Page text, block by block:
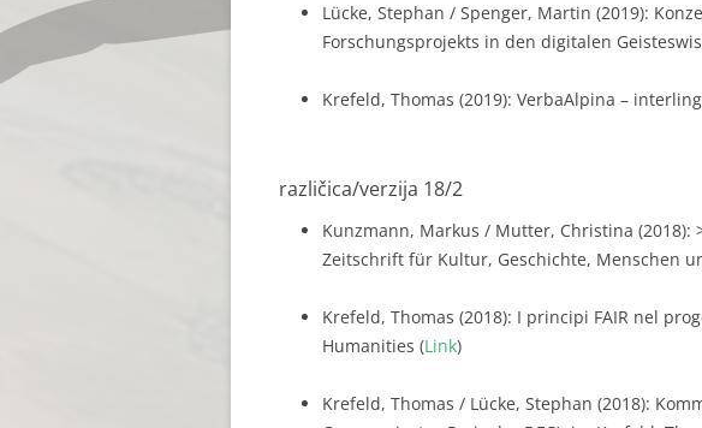
Lücke, Stephan / Spenger, Martin (2019):
Forschungsprojekts in den digitalen
Krefeld, Thomas (2019): VerbaAlpina –
različica/verzija 18/2
Kunzmann, Markus / Mutter, Christina (2018):
Zeitschrift für Kultur, Geschichte, Menschen
Krefeld, Thomas (2018): I principi FAIR nel
Humanities (Link)
Krefeld, Thomas / Lücke, Stephan (2018):